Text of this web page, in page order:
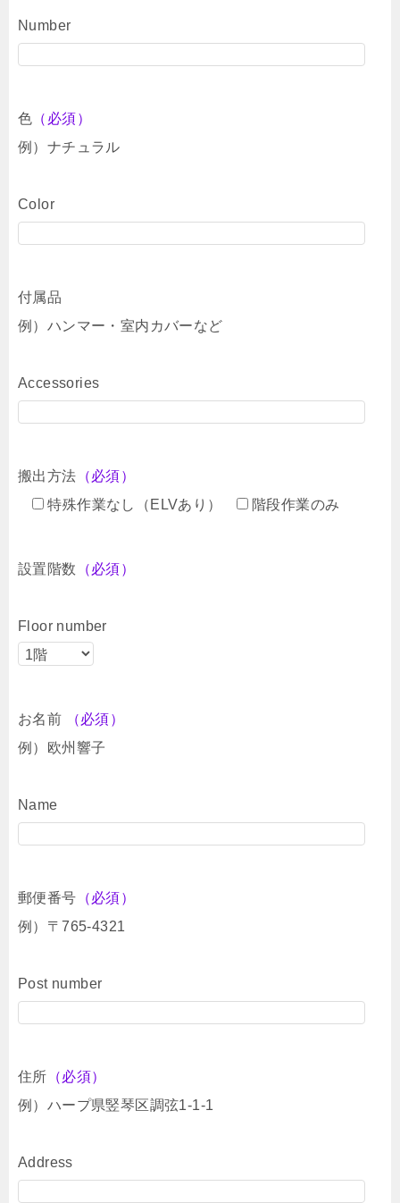
Number
色 （必須）
例）ナチュラル
Color
付属品
例）ハンマー・室内カバーなど
Accessories
搬出方法 （必須）
特殊作業なし（ELVあり）
階段作業のみ
設置階数 （必須）
Floor number
お名前
（必須）
例）欧州響子
Name
郵便番号 （必須）
例）〒765-4321
Post number
住所 （必須）
例）ハープ県竪琴区調弦1-1-1
Address